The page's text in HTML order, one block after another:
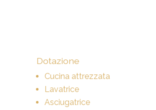
Dotazione
Cucina attrezzata
Lavatrice
Asciugatrice